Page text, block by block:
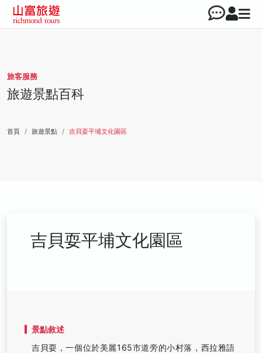
旅客服務
旅遊景點百科
首頁 旅遊景點 吉貝耍平埔文化園區
吉貝耍平埔文化園區
景點敘述
吉貝耍，一個位於美麗165市道旁的小村落，西拉雅語